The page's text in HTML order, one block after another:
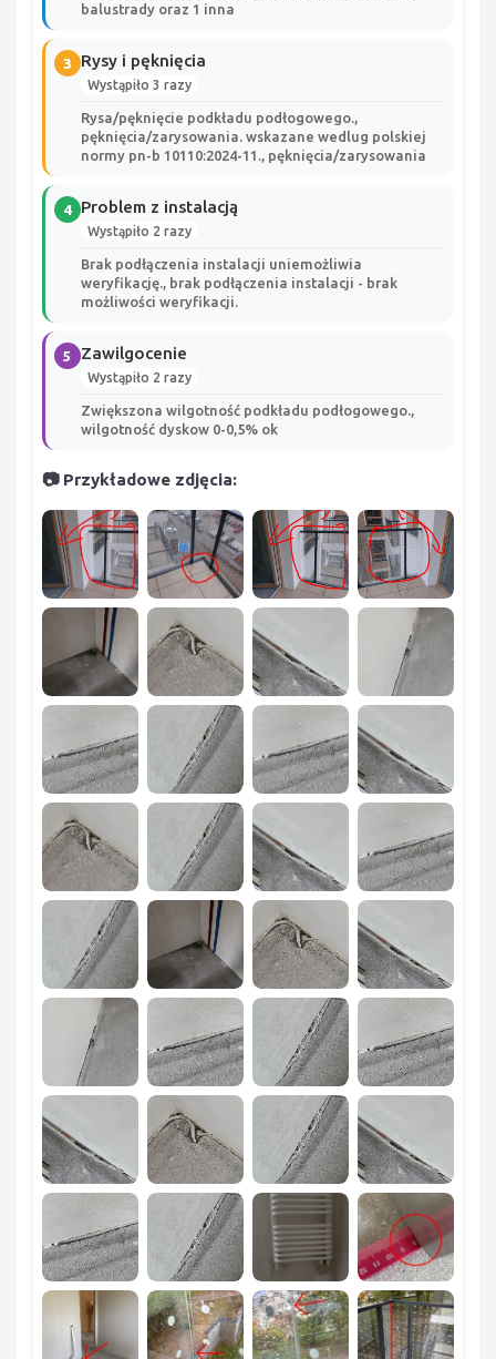
balustrady oraz 1 inna
3 Rysy i pęknięcia
Wystąpiło 3 razy
Rysa/pęknięcie podkładu podłogowego.,
pęknięcia/zarysowania. wskazane wedlug polskiej
normy pn-b 10110:2024-11., pęknięcia/zarysowania
4 Problem z instalacją
Wystąpiło 2 razy
Brak podłączenia instalacji uniemożliwia
weryfikację., brak podłączenia instalacji - brak
możliwości weryfikacji.
5 Zawilgocenie
Wystąpiło 2 razy
Zwiększona wilgotność podkładu podłogowego.,
wilgotność dyskow 0-0,5% ok
📷 Przykładowe zdjęcia: